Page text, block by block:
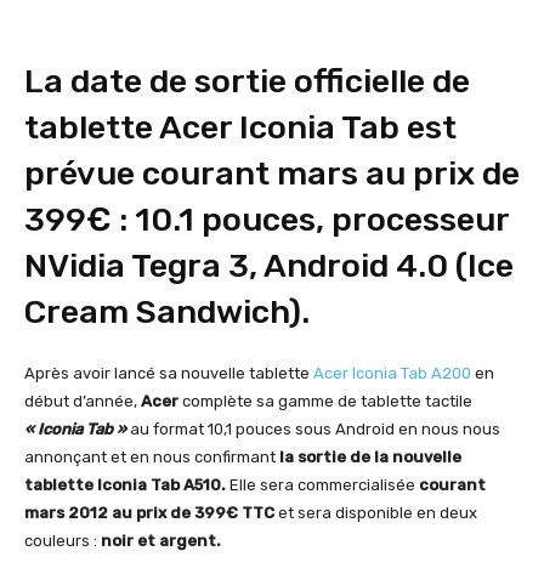
La date de sortie officielle de
tablette Acer Iconia Tab est
prévue courant mars au prix de
399€ : 10.1 pouces, processeur
NVidia Tegra 3, Android 4.0 (Ice
Cream Sandwich).
Après avoir lancé sa nouvelle tablette Acer Iconia Tab A200 en
début d’année, Acer complète sa gamme de tablette tactile
« Iconia Tab »au format 10,1 pouces sous Android en nous nous
annonçant et en nous confirmant la sortie de la nouvelle
tablette Iconia Tab A510. Elle sera commercialisée courant
mars 2012 au prix de 399€ TTC et sera disponible en deux
couleurs : noir et argent.